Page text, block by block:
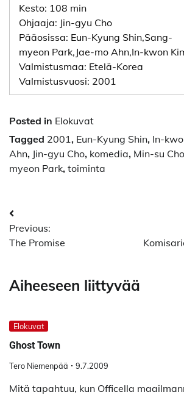
Kesto: 108 min
Ohjaaja: Jin-gyu Cho
Pääosissa: Eun-Kyung Shin,Sang-
myeon Park,Jae-mo Ahn,In-kwon
Valmistusmaa: Etelä-Korea
Valmistusvuosi: 2001
Posted in Elokuvat
Tagged 2001, Eun-Kyung Shin, In-
Ahn, Jin-gyu Cho, komedia, Min-su
myeon Park, toiminta
Artikkelien
selaus
Previous:
The Promise
Aiheeseen liittyvää
Elokuvat
Ghost Town
Tero Niemenpää 9.7.2009
Mitä tapahtuu, kun Officella